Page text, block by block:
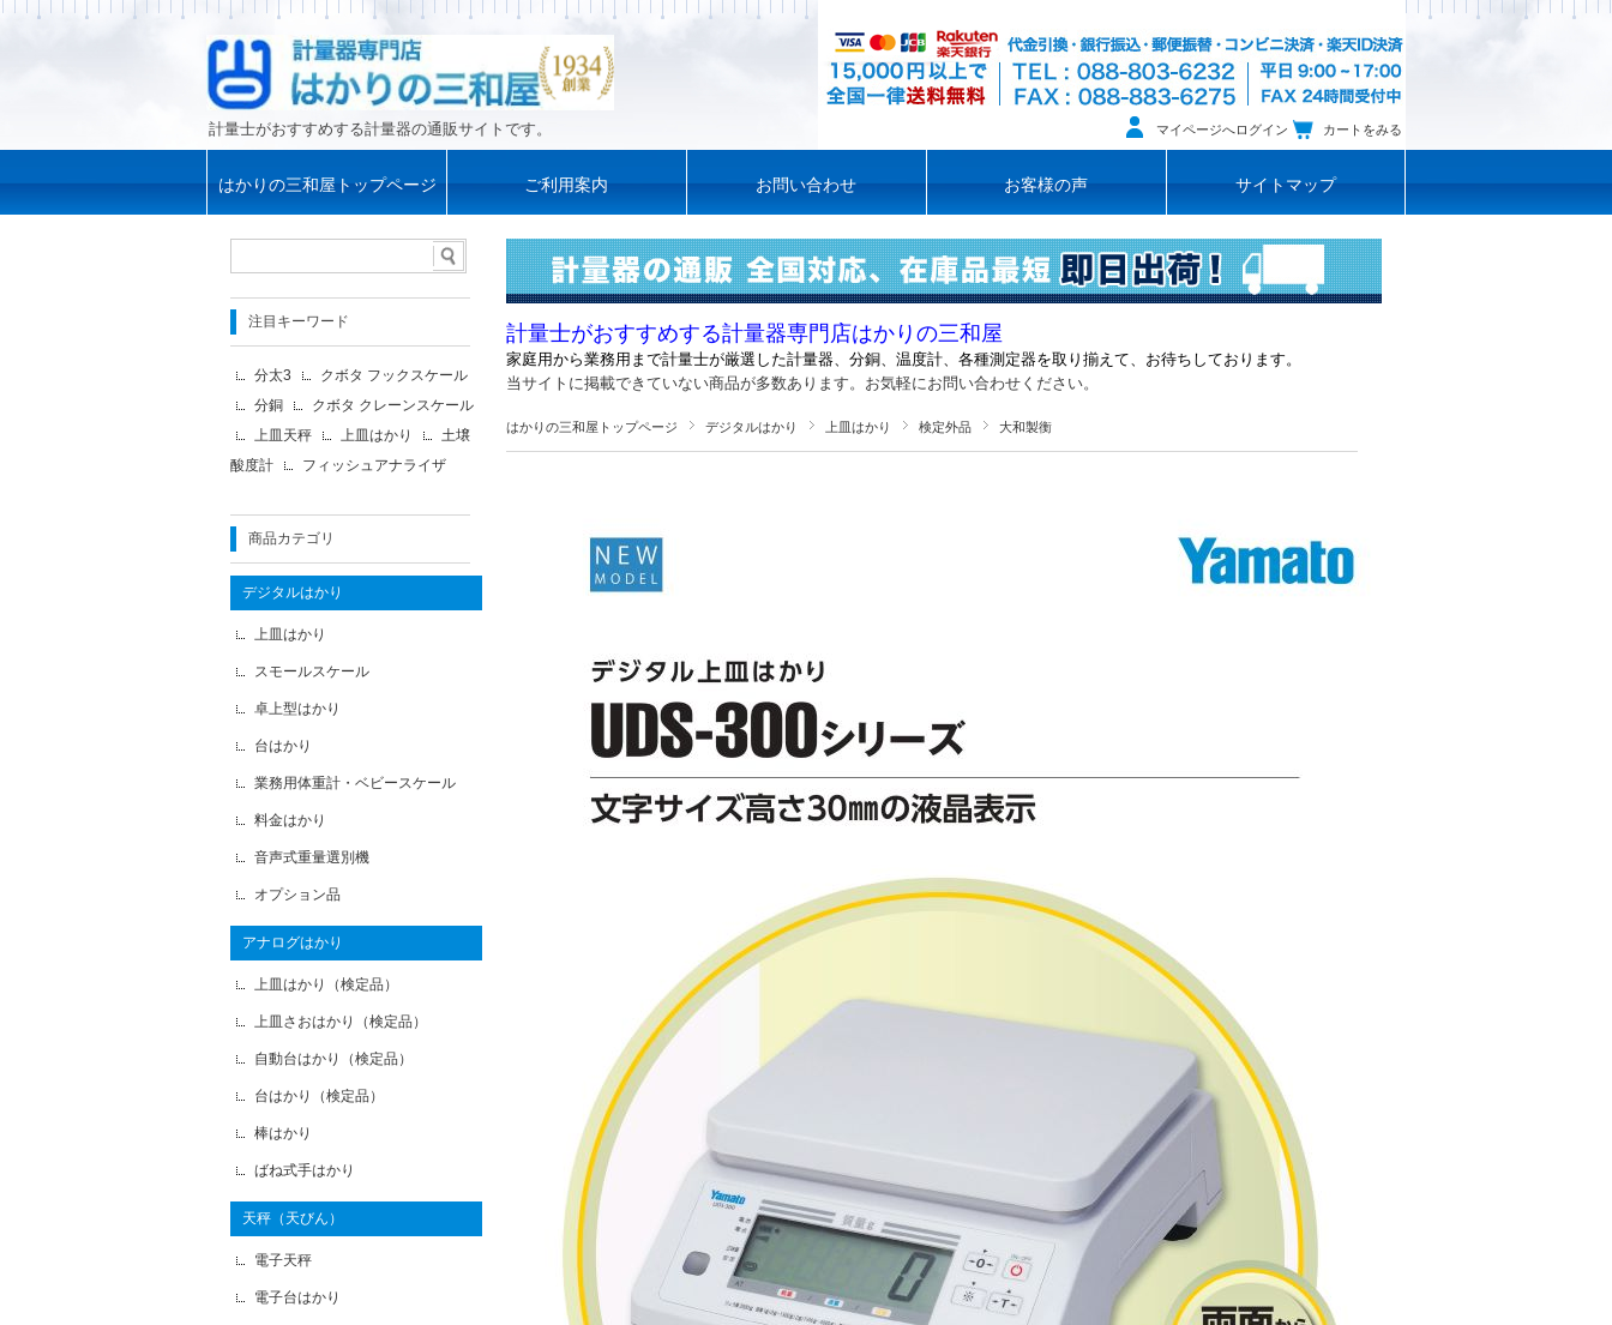
計量士がおすすめする計量器の通販サイトです。 マイページへログイン カートをみる
はかりの三和屋トップページ ご利用案内 お問い合わせ お客様の声 サイトマップ
計量士がおすすめする計量器専門店はかりの三和屋
家庭用から業務用まで計量士が厳選した計量器、 分銅、温度計、各種測定器を取り揃えて、お待ちしております。
当サイトに掲載できていない商品が多数あります。お気軽にお問い合わせください。
はかりの三和屋トップページ デジタルはかり 上皿はかり 検定外品 大和製衡
注目キーワード
分太3
クボタ フックスケール
分銅
クボタ クレーンスケール
上皿天秤
上皿はかり
土壌
酸度計
フィッシュアナライザ
商品カテゴリ
デジタルはかり
上皿はかり
スモールスケール
卓上型はかり
台はかり
業務用体重計・ベビースケール
料金はかり
音声式重量選別機
オプション品
アナログはかり
上皿はかり（検定品）
上皿さおはかり（検定品）
自動台はかり（検定品）
台はかり（検定品）
棒はかり
ばね式手はかり
天秤（天びん）
電子天秤
電子台はかり